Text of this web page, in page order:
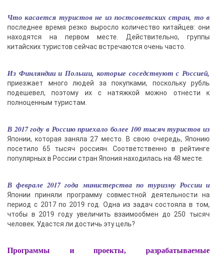
Что касается туристов не из постсоветских стран, то в
последнее время резко выросло количество китайцев: они
находятся на первом месте. Действительно, группы
китайских туристов сейчас встречаются очень часто.
Из Финляндии и Польши, которые соседствуют с Россией,
приезжает много людей за покупками, поскольку рубль
подешевел, поэтому их с натяжкой можно отнести к
полноценным туристам.
В 2017 году в Россию приехало более 100 тысяч туристов из
Японии, которая заняла 27 место. В свою очередь, Японию
посетило 65 тысяч россиян. Соответственно в рейтинге
популярных в России стран Япония находилась на 48 месте.
В феврале 2017 года министерства по туризму России и
Японии приняли программу совместной деятельности на
период с 2017 по 2019 год. Одна из задач состояла в том,
чтобы в 2019 году увеличить взаимообмен до 250 тысяч
человек. Удастся ли достичь эту цель?
Программы и проекты, разрабатываемые